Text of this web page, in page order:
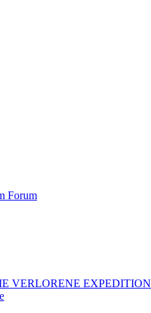
Forum
VERLORENE EXPEDITION